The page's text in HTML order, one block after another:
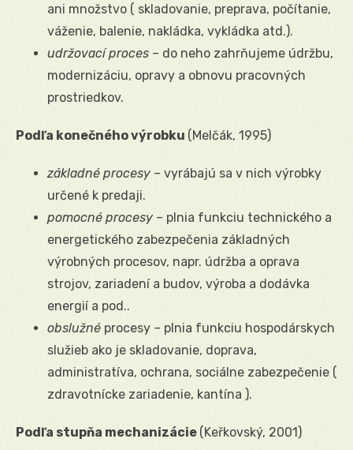
ani množstvo ( skladovanie, preprava, počítanie,
váženie, balenie, nakládka, vykládka atd.).
udržovací proces – do neho zahrňujeme údržbu,
modernizáciu, opravy a obnovu pracovných
prostriedkov.
Podľa konečného výrobku (Melčák, 1995)
základné procesy – vyrábajú sa v nich výrobky
určené k predaji.
pomocné procesy – plnia funkciu technického a
energetického zabezpečenia základných
výrobných procesov, napr. údržba a oprava
strojov, zariadení a budov, výroba a dodávka
energií a pod..
obslužné procesy – plnia funkciu hospodárskych
služieb ako je skladovanie, doprava,
administratíva, ochrana, sociálne zabezpečenie (
zdravotnícke zariadenie, kantína ).
Podľa stupňa mechanizácie (Keřkovský, 2001)